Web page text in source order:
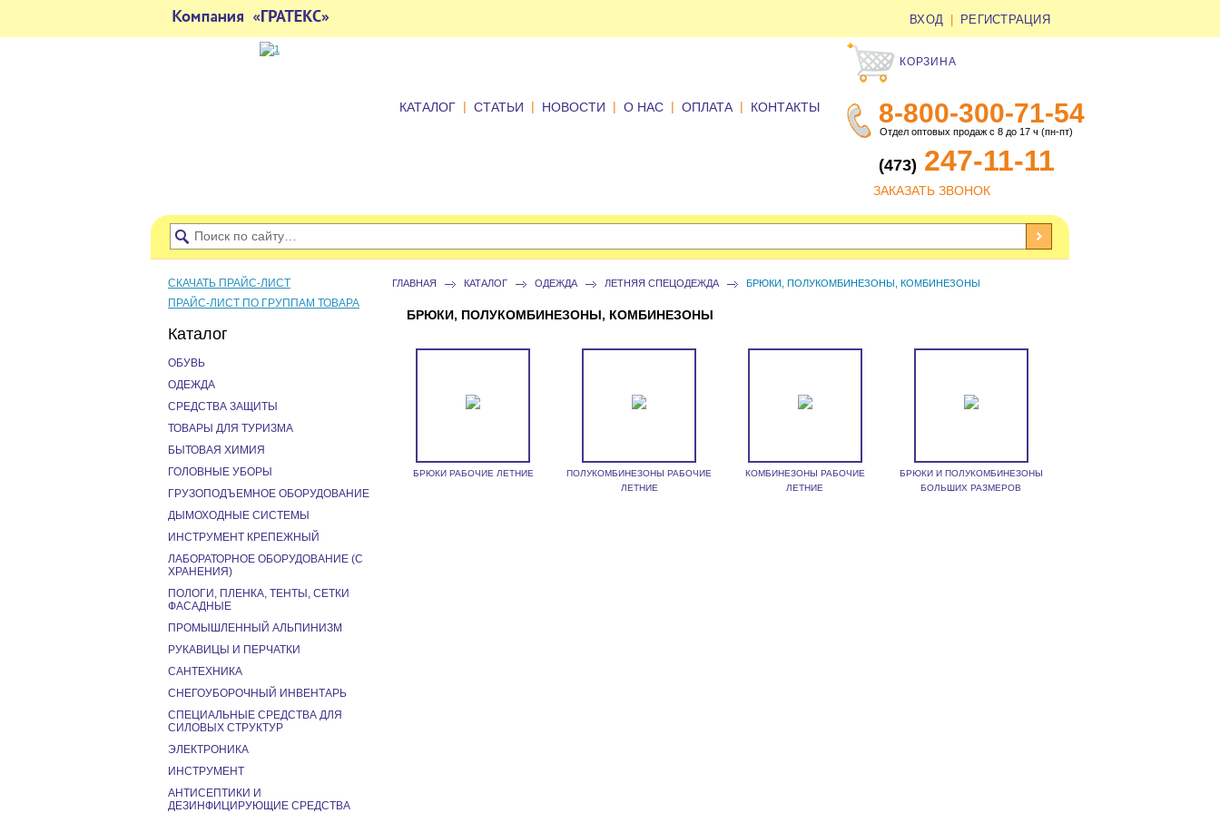
ВХОД РЕГИСТРАЦИЯ
КОРЗИНА
8-800-300-71-54
Отдел оптовых продаж с 8 до 17 ч (пн-пт)
(473) 247-11-11
ЗАКАЗАТЬ ЗВОНОК
КАТАЛОГ | СТАТЬИ | НОВОСТИ | О НАС | ОПЛАТА | КОНТАКТЫ
ГЛАВНАЯ КАТАЛОГ ОДЕЖДА ЛЕТНЯЯ СПЕЦОДЕЖДА БРЮКИ, ПОЛУКОМБИНЕЗОНЫ, КОМБИНЕЗОНЫ
БРЮКИ, ПОЛУКОМБИНЕЗОНЫ, КОМБИНЕЗОНЫ
БРЮКИ РАБОЧИЕ ЛЕТНИЕ
ПОЛУКОМБИНЕЗОНЫ РАБОЧИЕ
ЛЕТНИЕ
КОМБИНЕЗОНЫ РАБОЧИЕ
ЛЕТНИЕ
БРЮКИ И ПОЛУКОМБИНЕЗОНЫ
БОЛЬШИХ РАЗМЕРОВ
СКАЧАТЬ ПРАЙС-ЛИСТ
ПРАЙС-ЛИСТ ПО ГРУППАМ ТОВАРА
Каталог
ОБУВЬ
ОДЕЖДА
СРЕДСТВА ЗАЩИТЫ
ТОВАРЫ ДЛЯ ТУРИЗМА
БЫТОВАЯ ХИМИЯ
ГОЛОВНЫЕ УБОРЫ
ГРУЗОПОДЪЕМНОЕ ОБОРУДОВАНИЕ
ДЫМОХОДНЫЕ СИСТЕМЫ
ИНСТРУМЕНТ КРЕПЕЖНЫЙ
ЛАБОРАТОРНОЕ ОБОРУДОВАНИЕ (С
ХРАНЕНИЯ)
ПОЛОГИ, ПЛЕНКА, ТЕНТЫ, СЕТКИ
ФАСАДНЫЕ
ПРОМЫШЛЕННЫЙ АЛЬПИНИЗМ
РУКАВИЦЫ И ПЕРЧАТКИ
САНТЕХНИКА
СНЕГОУБОРОЧНЫЙ ИНВЕНТАРЬ
СПЕЦИАЛЬНЫЕ СРЕДСТВА ДЛЯ
СИЛОВЫХ СТРУКТУР
ЭЛЕКТРОНИКА
ИНСТРУМЕНТ
АНТИСЕПТИКИ И
ДЕЗИНФИЦИРУЮЩИЕ СРЕДСТВА